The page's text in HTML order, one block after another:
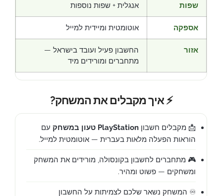
שפות אנגלית + שפות נוספות
אספקה אוטומטית ומיידית למייל
אזור
החשבון פעיל ועובד בישראל —
מתחברים ומורידים מיד
⚡ איך מקבלים את המשחק?
📩 מקבלים חשבון PlayStation טעון במשחק
עם
הוראות הפעלה מלאות בעברית — אוטומטית למייל.
🎮 מתחברים לחשבון בקונסולה, מורידים את המשחק
ומשחקים — פשוט ומהיר.
♾️ המשחק נשאר שלכם לצמיתות על החשבון